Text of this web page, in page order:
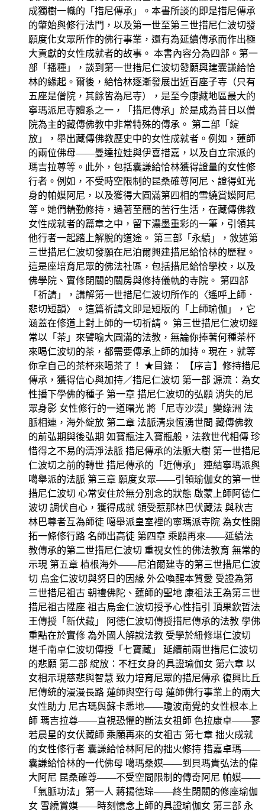
成獨樹一幟的「措尼傳承」。本書所談的即是措尼傳承
的肇始與修行法門，以及第一世至第三世措尼仁波切發
願度化女眾所作的佛行事業，還有為延續傳承而作出極
大貢獻的女性成就者的故事。 本書內容分為四部。第一
部「播種」，談到第一世措尼仁波切發願興建囊謙給恰
林的緣起。爾後，給恰林逐漸發展出近百座子寺（只有
五座是僧院，其餘皆為尼寺），是至今康藏地區最大的
寧瑪派尼寺體系之一，「措尼傳承」於是成為昔日以僧
院為主的藏傳佛教中非常特殊的傳承。 第二部「綻
放」，舉出藏傳佛教歷史中的女性成就者。例如，蓮師
的兩位佛母——曼達拉娃與伊喜措嘉，以及自立宗派的
瑪吉拉尊等。此外，包括囊謙給恰林獲得證量的女性修
行者。例如，不受時空限制的昆桑確尊阿尼、證得虹光
身的帕嫫阿尼，以及獲得大圓滿第四相的雪繞賞嫫阿尼
等。她們精勤修持，過著至簡的苦行生活，在藏傳佛教
女性成就者的篇章之中，留下濃墨重彩的一筆，引領其
他行者一起踏上解脫的道途。 第三部「永續」，敘述第
三世措尼仁波切發願在尼泊爾興建措尼給恰林的歷程。
這是座培育尼眾的佛法社區，包括措尼給恰學校，以及
佛學院、實修閉關的關房與修持儀軌的寺院。 第四部
「祈請」，講解第一世措尼仁波切所作的〈遙呼上師．
悲切短韻〉。這篇祈請文即是短版的「上師瑜伽」，它
涵蓋在修道上對上師的一切祈請。 第三世措尼仁波切經
常以「茶」來譬喻大圓滿的法教，無論你捧著何種茶杯
來喝仁波切的茶，都需要傳承上師的加持。現在，就等
你拿自己的茶杯來喝茶了！ ★目錄： 【序言】修持措尼
傳承，獲得信心與加持／措尼仁波切 第一部 源流：為女
性播下學佛的種子 第一章 措尼仁波切的弘願 消失的尼
眾身影 女性修行的一道曙光 將「尼寺沙漠」變綠洲 法
脈相連，海外綻放 第二章 法脈清泉恆湧世間 藏傳佛教
的前弘期與後弘期 如寶瓶注入寶瓶般，法教世代相傳 珍
惜得之不易的清淨法脈 措尼傳承的法脈大樹 第一世措尼
仁波切之前的轉世 措尼傳承的「近傳承」 連結寧瑪派與
噶舉派的法脈 第三章 願度女眾——引領瑜伽女的第一世
措尼仁波切 心常安住於無分別念的狀態 啟蒙上師阿德仁
波切 調伏自心，獲得成就 領受惹那林巴伏藏法 與秋吉
林巴尊者互為師徒 噶舉派皇室裡的寧瑪派寺院 為女性開
拓一條修行路 名師出高徒 第四章 乘願再來——延續法
教傳承的第二世措尼仁波切 重視女性的佛法教育 無常的
示現 第五章 植根海外——尼泊爾建寺的第三世措尼仁波
切 烏金仁波切與努日的因緣 外公喚醒本質愛 受證為第
三世措尼祖古 朝禮佛陀、蓮師的聖地 康祖法王為第三世
措尼祖古陞座 祖古烏金仁波切授予心性指引 頂果欽哲法
王傳授「新伏藏」 阿德仁波切傳授措尼傳承的法教 學佛
重點在於實修 為外國人解說法教 受學於紐修堪仁波切
堪千南卓仁波切傳授「七寶藏」 延續前兩世措尼仁波切
的悲願 第二部 綻放：不枉女身的具證瑜伽女 第六章 以
女相示現慈悲與智慧 致力培育尼眾的措尼傳承 復興比丘
尼傳統的漫漫長路 蓮師與空行母 蓮師佛行事業上的兩大
女性助力 尼古瑪與蘇卡悉地——瓊波南覺的女性根本上
師 瑪吉拉尊——直視恐懼的斷法女祖師 色拉康卓——寥
若晨星的女伏藏師 乘願再來的女祖古 第七章 拙火成就
的女性修行者 囊謙給恰林阿尼的拙火修持 措嘉卓瑪——
囊謙給恰林的一代佛母 噶瑪桑嫫——到貝瑪貴弘法的偉
大阿尼 昆桑確尊——不受空間限制的傳奇阿尼 帕嫫——
「氣脈功法」第一人 蔣揚德琮——終生閉關的修座瑜伽
女 雪繞賞嫫——時刻憶念上師的具證瑜伽女 第三部 永